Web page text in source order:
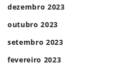
dezembro 2023
outubro 2023
setembro 2023
fevereiro 2023